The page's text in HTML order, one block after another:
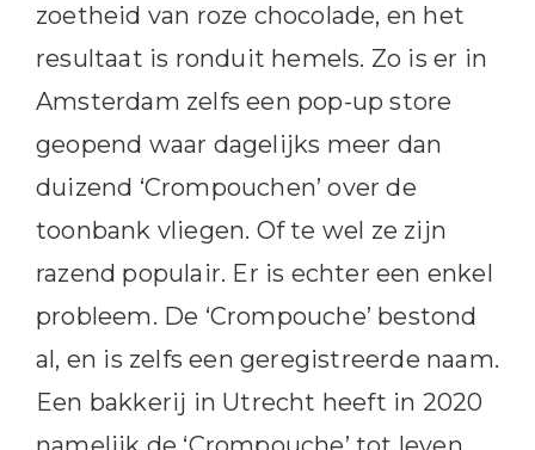
zoetheid van roze chocolade, en het
resultaat is ronduit hemels. Zo is er in
Amsterdam zelfs een pop-up store
geopend waar dagelijks meer dan
duizend ‘Crompouchen’ over de
toonbank vliegen. Of te wel ze zijn
razend populair. Er is echter een enkel
probleem. De ‘Crompouche’ bestond
al, en is zelfs een geregistreerde naam.
Een bakkerij in Utrecht heeft in 2020